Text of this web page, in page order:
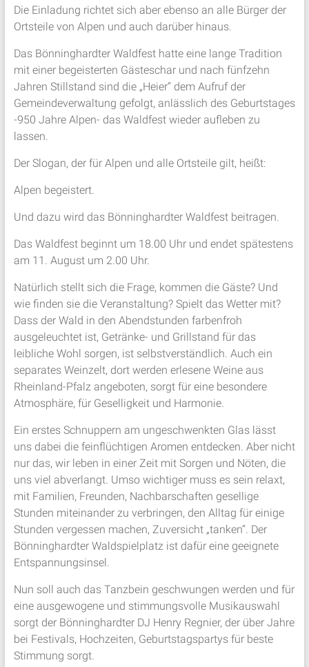
Die Einladung richtet sich aber ebenso an alle Bürger der
Ortsteile von Alpen und auch darüber hinaus.
Das Bönninghardter Waldfest hatte eine lange Tradition
mit einer begeisterten Gästeschar und nach fünfzehn
Jahren Stillstand sind die „Heier“ dem Aufruf der
Gemeindeverwaltung gefolgt, anlässlich des Geburtstages
-950 Jahre Alpen- das Waldfest wieder aufleben zu
lassen.
Der Slogan, der für Alpen und alle Ortsteile gilt, heißt:
Alpen begeistert.
Und dazu wird das Bönninghardter Waldfest beitragen.
Das Waldfest beginnt um 18.00 Uhr und endet spätestens
am 11. August um 2.00 Uhr.
Natürlich stellt sich die Frage, kommen die Gäste? Und
wie finden sie die Veranstaltung? Spielt das Wetter mit?
Dass der Wald in den Abendstunden farbenfroh
ausgeleuchtet ist, Getränke- und Grillstand für das
leibliche Wohl sorgen, ist selbstverständlich. Auch ein
separates Weinzelt, dort werden erlesene Weine aus
Rheinland-Pfalz angeboten, sorgt für eine besondere
Atmosphäre, für Geselligkeit und Harmonie.
Ein erstes Schnuppern am ungeschwenkten Glas lässt
uns dabei die feinflüchtigen Aromen entdecken. Aber nicht
nur das, wir leben in einer Zeit mit Sorgen und Nöten, die
uns viel abverlangt. Umso wichtiger muss es sein relaxt,
mit Familien, Freunden, Nachbarschaften gesellige
Stunden miteinander zu verbringen, den Alltag für einige
Stunden vergessen machen, Zuversicht „tanken“. Der
Bönninghardter Waldspielplatz ist dafür eine geeignete
Entspannungsinsel.
Nun soll auch das Tanzbein geschwungen werden und für
eine ausgewogene und stimmungsvolle Musikauswahl
sorgt der Bönninghardter DJ Henry Regnier, der über Jahre
bei Festivals, Hochzeiten, Geburtstagspartys für beste
Stimmung sorgt.